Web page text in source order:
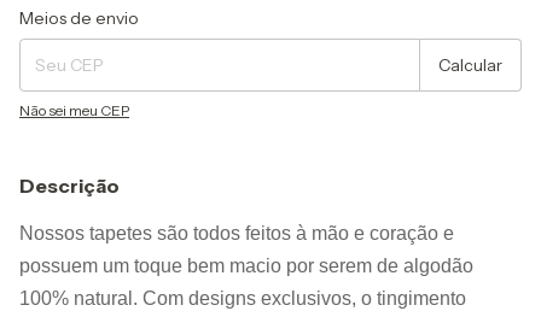
Entregas para o CEP:
Meios de envio
Calcular
Não sei meu CEP
Descrição
Nossos tapetes são todos feitos à mão e coração e
possuem um toque bem macio por serem de algodão
100% natural. Com designs exclusivos, o tingimento